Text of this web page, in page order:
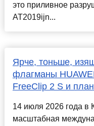
это приливное
AT2019ijn...
Ярче, тоньше,
флагманы
FreeClip 2 S и
14 июля 2026 года в
масштабная